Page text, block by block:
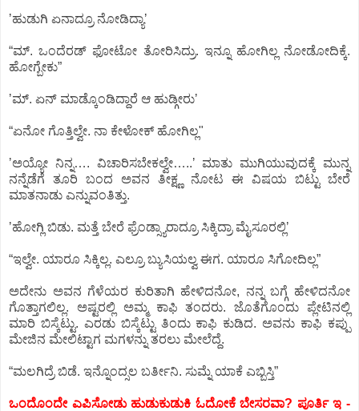
ʼಹುಡುಗಿ ಏನಾದ್ರೂ ನೋಡಿದ್ಯಾʼ
“ಮ್.‌ ಒಂದೆರಡ್‌ ಫೋಟೋ ತೋರಿಸಿದ್ರು. ಇನ್ನೂ ಹೋಗಿಲ್ಲ ನೋಡೋದಿಕ್ಕೆ.
ಹೋಗ್ಬೇಕು”
ʼಮ್.‌ ಏನ್‌ ಮಾಡ್ಕೊಂಡಿದ್ದಾರೆ ಆ ಹುಡ್ಗೀರುʼ
“ಏನೋ ಗೊತ್ತಿಲ್ವೇ. ನಾ ಕೇಳೋಕ್‌ ಹೋಗಿಲ್ಲ"
ʼಅಯ್ಯೋ ನಿನ್ನ…. ವಿಚಾರಿಸಬೇಕಲ್ವೇ…..ʼ ಮಾತು ಮುಗಿಯುವುದಕ್ಕೆ ಮುನ್ನ
ನನ್ನೆಡೆಗೆ ತೂರಿ ಬಂದ ಅವನ ತೀಕ್ಷ್ಣ ನೋಟ ಈ ವಿಷಯ ಬಿಟ್ಟು ಬೇರೆ
ಮಾತನಾಡು ಎನ್ನುವಂತಿತ್ತು.
ʼಹೋಗ್ಲಿ ಬಿಡು. ಮತ್ತೆ ಬೇರೆ ಫ್ರೆಂಡ್ಸ್ಯಾರಾದ್ರೂ ಸಿಕ್ಕಿದ್ರಾ ಮೈಸೂರಲ್ಲಿʼ
“ಇಲ್ವೇ. ಯಾರೂ ಸಿಕ್ಕಿಲ್ಲ. ಎಲ್ರೂ ಬ್ಯುಸಿಯಲ್ವ ಈಗ. ಯಾರೂ ಸಿಗೋದಿಲ್ಲ”
ಅದೇನು ಅವನ ಗೆಳೆಯರ ಕುರಿತಾಗಿ ಹೇಳಿದನೋ, ನನ್ನ ಬಗ್ಗೆ ಹೇಳಿದನೋ
ಗೊತ್ತಾಗಲಿಲ್ಲ. ಅಷ್ಟರಲ್ಲಿ ಅಮ್ಮ ಕಾಫಿ ತಂದರು. ಜೊತೆಗೊಂದು ಪ್ಲೇಟಿನಲ್ಲಿ
ಮಾರಿ ಬಿಸ್ಕೆಟ್ಟು. ಎರಡು ಬಿಸ್ಕೆಟ್ಟು ತಿಂದು ಕಾಫಿ ಕುಡಿದ. ಅವನು ಕಾಫಿ ಕಪ್ಪು
ಮೇಜಿನ ಮೇಲಿಟ್ಟಾಗ ಮಗಳನ್ನು ತರಲು ಮೇಲೆದ್ದೆ.
“ಮಲಗಿದ್ರೆ ಬಿಡೆ. ಇನ್ನೊಂದ್ಸಲ ಬರ್ತೀನಿ. ಸುಮ್ನೆ ಯಾಕೆ ಎಬ್ಬಿಸ್ತಿ”
ಒಂದೊಂದೇ ಎಪಿಸೋಡು ಹುಡುಕುಡುಕಿ ಓದೋಕೆ ಬೇಸರವಾ? ಪೂರ್ತಿ ಇ -